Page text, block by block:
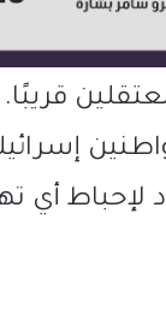
لإحباط أي